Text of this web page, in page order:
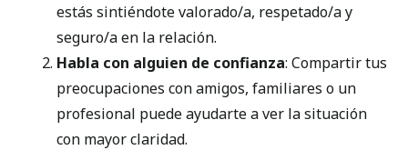
estás sintiéndote valorado/a, respetado/a y
seguro/a en la relación.
Habla con alguien de confianza: Compartir tus
preocupaciones con amigos, familiares o un
profesional puede ayudarte a ver la situación
con mayor claridad.